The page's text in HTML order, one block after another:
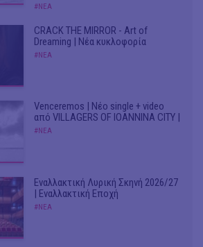
#ΝΕΑ
CRACK THE MIRROR - Art of
Dreaming | Νέα κυκλοφορία
#ΝΕΑ
Venceremos | Νέο single + video
από VILLAGERS OF IOANNINA CITY |
#ΝΕΑ
Εναλλακτική Λυρική Σκηνή 2026/27
| Εναλλακτική Εποχή
#ΝΕΑ